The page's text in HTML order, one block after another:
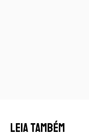
LEIA TAMBÉM